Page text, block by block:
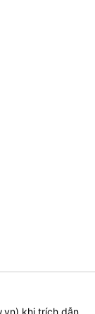
) khi trích dẫn,